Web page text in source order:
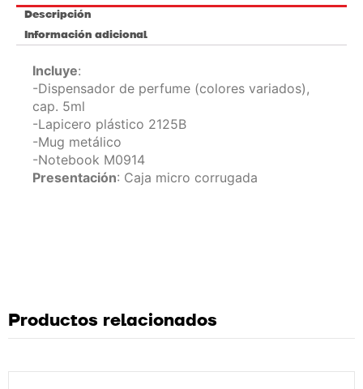
Descripción
Información adicional
Incluye:
-Dispensador de perfume (colores variados),
cap. 5ml
-Lapicero plástico 2125B
-Mug metálico
-Notebook M0914
Presentación: Caja micro corrugada
Productos relacionados